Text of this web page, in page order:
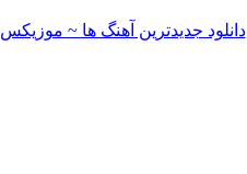
دانلود جدیدترین آهنگ ها ~ موزیکس